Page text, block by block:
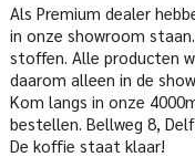
Als Premium dealer
in onze showroom
stoffen. Alle producten
daarom alleen in de
Kom langs in onze
bestellen. Bellweg 8,
De koffie staat klaar!